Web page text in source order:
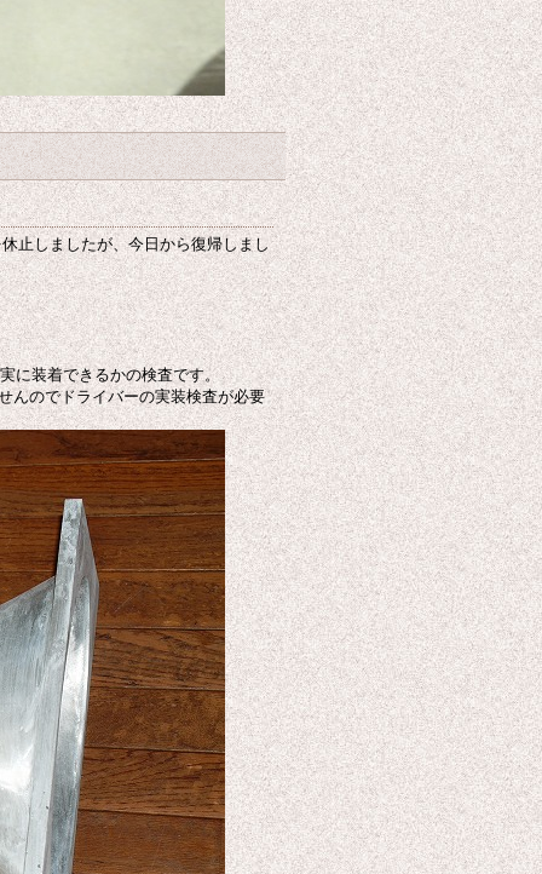
止しましたが、今日から復帰しまし
に装着できるかの検査です。
んのでドライバーの実装検査が必要